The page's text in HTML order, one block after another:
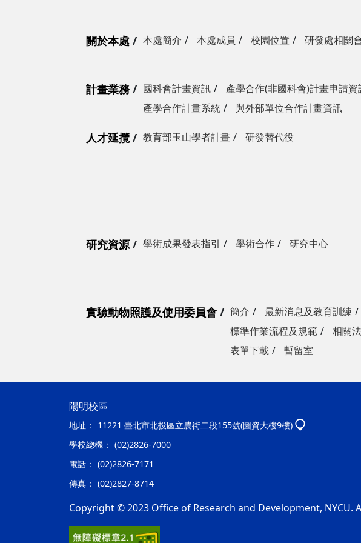
關於本處 本處簡介 本處成員 校園位置 研發處相關
計畫業務 國科會計畫資訊
產學合作(非國科會)計畫申請資
產學合作計畫系統
與外部單位合作計畫資訊
人才延攬 教育部玉山學者計畫 研發替代役
研究資源 學術成果發表指引 學術合作 研究中心
實驗動物照護及使用委員會 簡介
最新消息及教育訓練
標準作業流程及規範
相關
表單下載
暫留室
陽明校區
地址：
11221 臺北市北投區立農街二段155號(圖資大樓9樓)
學校總機： (02)2826-7000
電話： (02)2826-7171
傳真： (02)2827-8714
Copyright © 2023 Office of Research and Development, NYCU.